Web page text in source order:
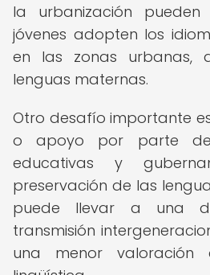
la urbanización
jóvenes adopten los
en las zonas urbanas,
lenguas maternas.
Otro desafío importante
o apoyo por parte de
educativas y
preservación de las
puede llevar a una
transmisión
una menor valoración